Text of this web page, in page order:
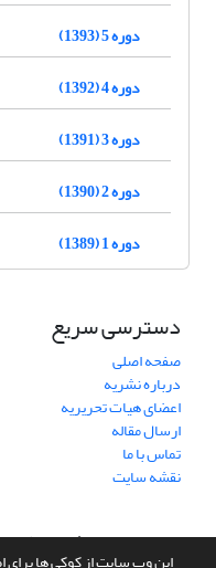
دوره 5 (1393)
دوره 4 (1392)
دوره 3 (1391)
دوره 2 (1390)
دوره 1 (1389)
دسترسی سریع
صفحه اصلی
درباره نشریه
اعضای هیات تحریریه
ارسال مقاله
تماس با ما
نقشه سایت
سامانه مدیریت نشریات علمی.